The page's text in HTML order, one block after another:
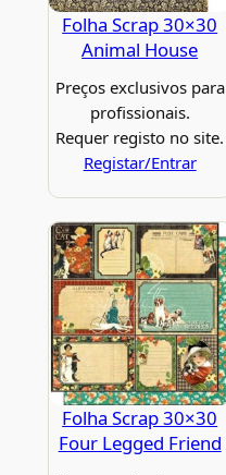
Folha Scrap 30×30
Animal House
Preços exclusivos para
profissionais.
Requer registo no site.
Registar/Entrar
Folha Scrap 30×30
Four Legged Friend